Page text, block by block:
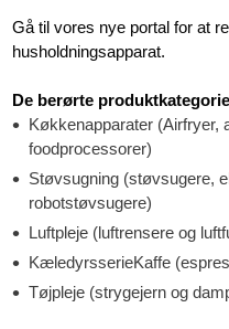
Gå til vores nye portal for at
husholdningsapparat.
De berørte
Køkkenapparater (Airfryer,
foodprocessorer)
Støvsugning (støvsugere,
robotstøvsugere)
Luftpleje (luftrensere og
KæledyrsserieKaffe
Tøjpleje (strygejern og